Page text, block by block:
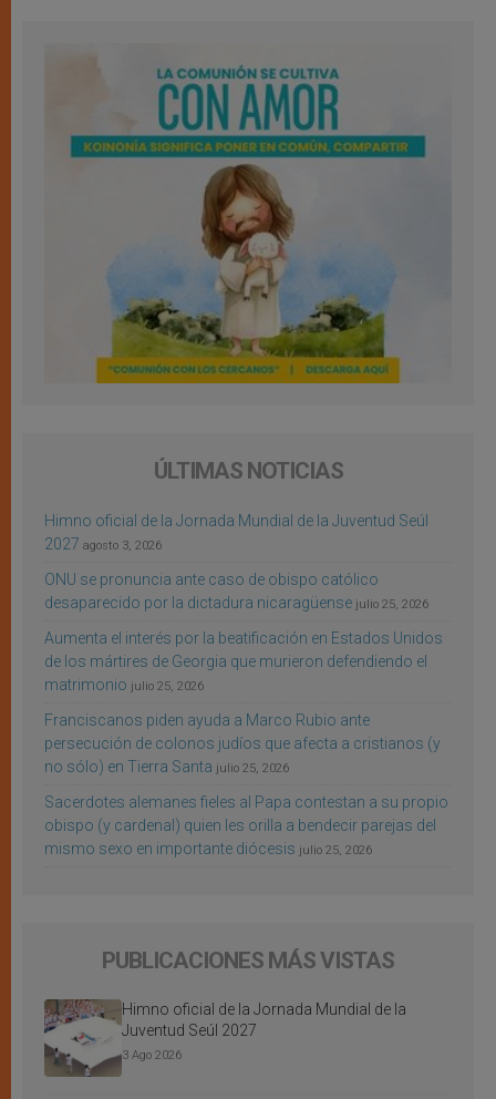
ÚLTIMAS NOTICIAS
Himno oficial de la Jornada Mundial de la Juventud Seúl
2027 agosto 3, 2026
ONU se pronuncia ante caso de obispo católico
desaparecido por la dictadura nicaragüense julio 25, 2026
Aumenta el interés por la beatificación en Estados Unidos
de los mártires de Georgia que murieron defendiendo el
matrimonio julio 25, 2026
Franciscanos piden ayuda a Marco Rubio ante
persecución de colonos judíos que afecta a cristianos (y
no sólo) en Tierra Santa julio 25, 2026
Sacerdotes alemanes fieles al Papa contestan a su propio
obispo (y cardenal) quien les orilla a bendecir parejas del
mismo sexo en importante diócesis julio 25, 2026
PUBLICACIONES MÁS VISTAS
Himno oficial de la Jornada Mundial de la
Juventud Seúl 2027
3 Ago 2026